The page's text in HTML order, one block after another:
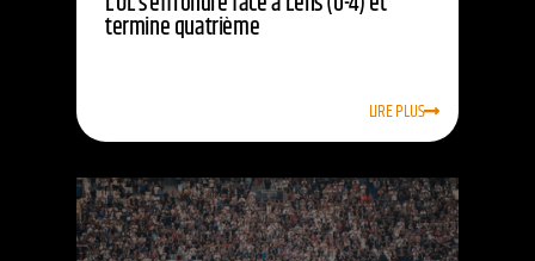
termine quatrième
LIRE PLUS